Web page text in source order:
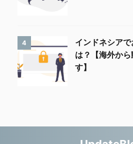
4
インドネシア
は？【海外か
す】